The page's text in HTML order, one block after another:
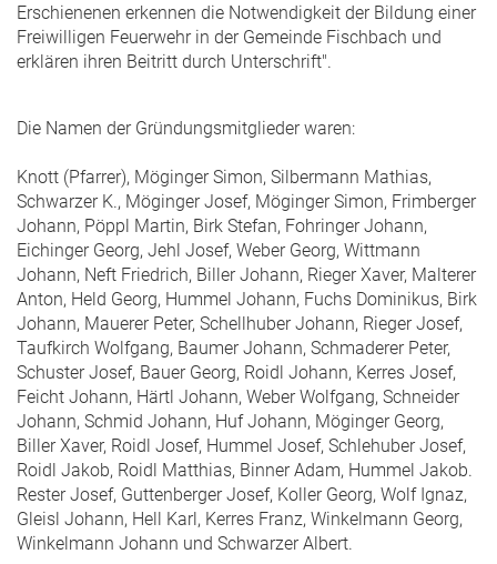
Erschienenen erkennen die Notwendigkeit der Bildung einer
Freiwilligen Feuerwehr in der Gemeinde Fischbach und
erklären ihren Beitritt durch Unterschrift".
Die Namen der Gründungsmitglieder waren:
Knott (Pfarrer), Möginger Simon, Silbermann Mathias,
Schwarzer K., Möginger Josef, Möginger Simon, Frimberger
Johann, Pöppl Martin, Birk Stefan, Fohringer Johann,
Eichinger Georg, Jehl Josef, Weber Georg, Wittmann
Johann, Neft Friedrich, Biller Johann, Rieger Xaver, Malterer
Anton, Held Georg, Hummel Johann, Fuchs Dominikus, Birk
Johann, Mauerer Peter, Schellhuber Johann, Rieger Josef,
Taufkirch Wolfgang, Baumer Johann, Schmaderer Peter,
Schuster Josef, Bauer Georg, Roidl Johann, Kerres Josef,
Feicht Johann, Härtl Johann, Weber Wolfgang, Schneider
Johann, Schmid Johann, Huf Johann, Möginger Georg,
Biller Xaver, Roidl Josef, Hummel Josef, Schlehuber Josef,
Roidl Jakob, Roidl Matthias, Binner Adam, Hummel Jakob.
Rester Josef, Guttenberger Josef, Koller Georg, Wolf Ignaz,
Gleisl Johann, Hell Karl, Kerres Franz, Winkelmann Georg,
Winkelmann Johann und Schwarzer Albert.